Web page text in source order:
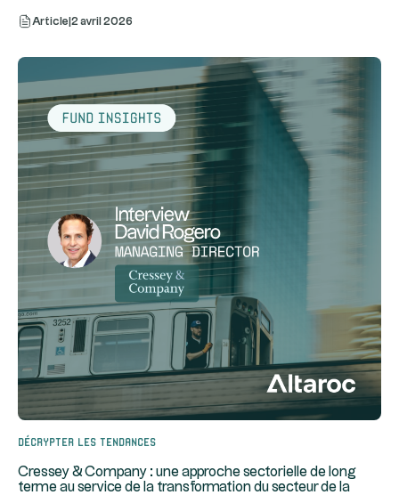
Article 2 avril 2026
Décrypter les tendances
Cressey & Company : une approche sectorielle de long
terme au service de la transformation du secteur de la